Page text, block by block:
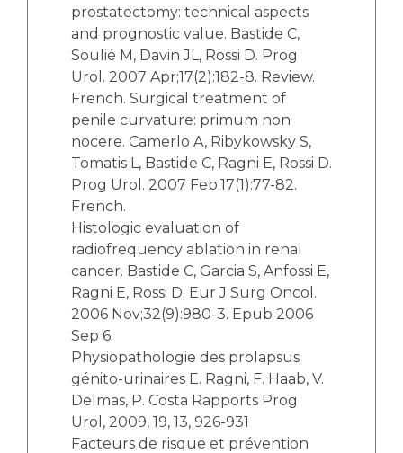
prostatectomy: technical aspects
and prognostic value. Bastide C,
Soulié M, Davin JL, Rossi D. Prog
Urol. 2007 Apr;17(2):182-8. Review.
French. Surgical treatment of
penile curvature: primum non
nocere. Camerlo A, Ribykowsky S,
Tomatis L, Bastide C, Ragni E, Rossi D.
Prog Urol. 2007 Feb;17(1):77-82.
French.
Histologic evaluation of
radiofrequency ablation in renal
cancer. Bastide C, Garcia S, Anfossi E,
Ragni E, Rossi D. Eur J Surg Oncol.
2006 Nov;32(9):980-3. Epub 2006
Sep 6.
Physiopathologie des prolapsus
génito-urinaires E. Ragni, F. Haab, V.
Delmas, P. Costa Rapports Prog
Urol, 2009, 19, 13, 926-931
Facteurs de risque et prévention